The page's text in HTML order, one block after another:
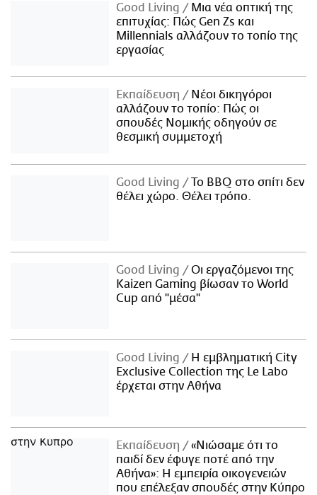
Good Living
Μια νέα οπτική της
επιτυχίας: Πώς Gen Zs και
Millennials αλλάζουν το τοπίο της
εργασίας
Εκπαίδευση
Νέοι δικηγόροι
αλλάζουν το τοπίο: Πώς οι
σπουδές Νομικής οδηγούν σε
θεσμική συμμετοχή
Good Living
Το BBQ στο σπίτι δεν
θέλει χώρο. Θέλει τρόπο.
Good Living
Οι εργαζόμενοι της
Kaizen Gaming βίωσαν το World
Cup από "μέσα"
Good Living
Η εμβληματική City
Exclusive Collection της Le Labo
έρχεται στην Αθήνα
Εκπαίδευση
«Νιώσαμε ότι το
παιδί δεν έφυγε ποτέ από την
Αθήνα»: Η εμπειρία οικογενειών
που επέλεξαν σπουδές στην Κύπρο